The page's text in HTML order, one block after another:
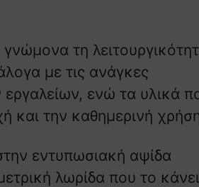
τη
με τις ανάγκες
ενώ τα υλικά
και την καθημερινή
εντυπωσιακή αψίδα
λωρίδα που το κάνει